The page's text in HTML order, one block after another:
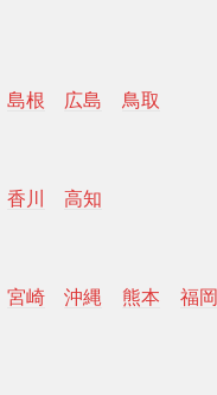
島根 広島 鳥取
香川 高知
宮崎 沖縄 熊本 福岡